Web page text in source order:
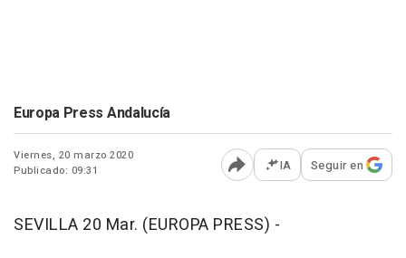
Europa Press Andalucía
Viernes, 20 marzo 2020
Publicado: 09:31
Abrir opciones para
IA Seguir en
SEVILLA 20 Mar. (EUROPA PRESS) -